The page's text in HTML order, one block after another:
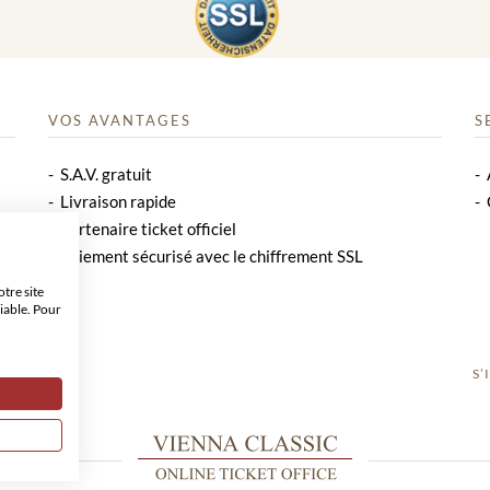
VOS AVANTAGES
S.A.V. gratuit
Livraison rapide
Partenaire ticket officiel
Paiement sécurisé avec le chiffrement SSL
site
Pour